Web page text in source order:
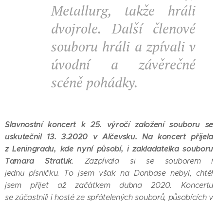
Metallurg, takže hráli
dvojrole. Další členové
souboru hráli a zpívali v
úvodní a závěrečné
scéně pohádky.
Slavnostní koncert k 25. výročí založení souboru se
uskutečnil 13. 3.2020 v Alčevsku. Na koncert přijela
z Leningradu, kde nyní působí, i zakladatelka souboru
Tamara Straťuk. Zazpívala si se souborem i
jednu písničku. To jsem však na Donbase nebyl, chtěl
jsem přijet až začátkem dubna 2020. Koncertu
se zúčastnili i hosté ze spřátelených souborů, působících v